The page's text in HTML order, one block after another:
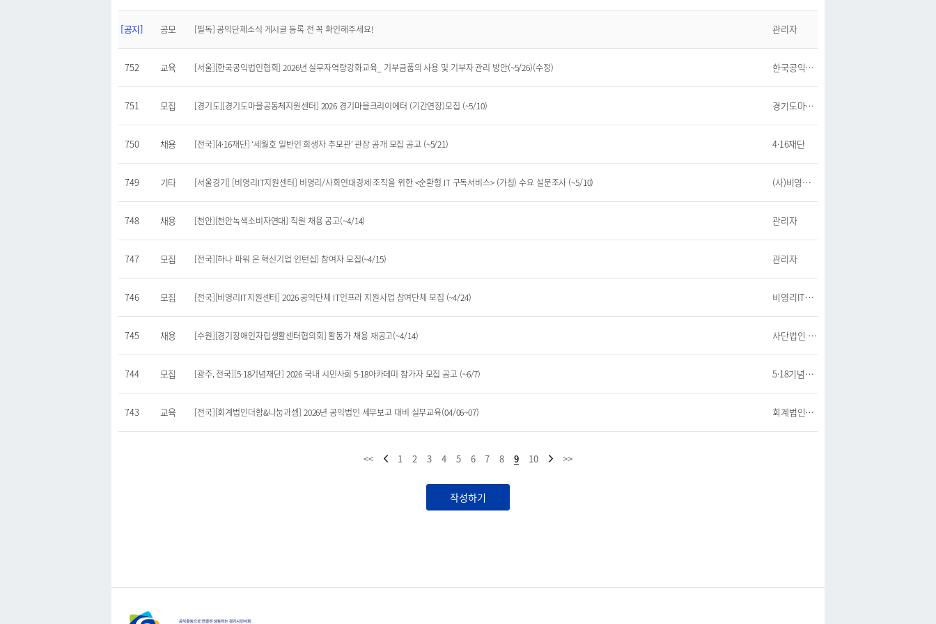
[공지] 공모 [필독] 공익단체소식 게시글 등록 전 꼭 확인해주세요! 관리자
752 교육 [서울][한국공익법인협회] 2026년 실무자역량강화교육_ 기부금품의 사용 및 기부자 관리 방안(~5/26)(수정) 한국공익법인협회
751 모집 [경기도][경기도마을공동체지원센터] 2026 경기마을크리이에터 (기간연장)모집 (~5/10) 경기도마을공동체지원센터
750 채용 [전국][4·16재단] ‘세월호 일반인 희생자 추모관’ 관장 공개 모집 공고 (~5/21) 4·16재단
749 기타 [서울경기] [비영리IT지원센터] 비영리/사회연대경제 조직을 위한 <순환형 IT 구독서비스> (가칭) 수요 설문조사 (~5/10) (사)비영리IT지원센터
748 채용 [천안][천안녹색소비자연대] 직원 채용 공고(~4/14) 관리자
747 모집 [전국][하나 파워 온 혁신기업 인턴십] 참여자 모집(~4/15) 관리자
746 모집 [전국][비영리IT지원센터] 2026 공익단체 IT인프라 지원사업 참여단체 모집 (~4/24) 비영리IT지원센터
745 채용 [수원][경기장애인자립생활센터협의회] 활동가 채용 재공고(~4/14) 사단법인 경기장애인자립생활센터협의회
744 모집 [광주, 전국][5·18기념재단] 2026 국내 시민사회 5·18아카데미 참가자 모집 공고 (~6/7) 5·18기념재단
743 교육 [전국][회계법인더함&나눔과셈] 2026년 공익법인 세무보고 대비 실무교육(04/06~07) 회계법인더함.나눔셈
<< 1 2 3 4 5 6 7 8 9 10 >>
작성하기